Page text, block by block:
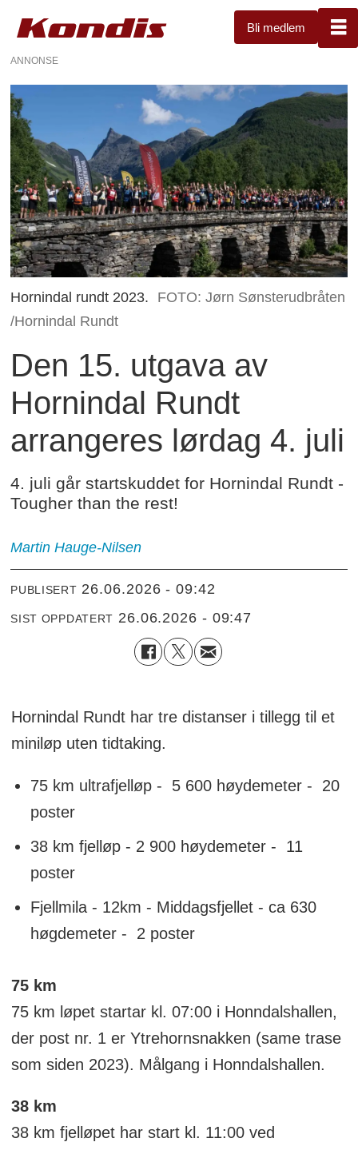
Bli medlem
ANNONSE
Hornindal rundt 2023.
FOTO: Jørn Sønsterudbråten
/Hornindal Rundt
Den 15. utgava av
Hornindal Rundt
arrangeres lørdag 4. juli
4. juli går startskuddet for Hornindal Rundt -
Tougher than the rest!
Martin Hauge-Nilsen
PUBLISERT 26.06.2026 - 09:42
SIST OPPDATERT 26.06.2026 - 09:47
Hornindal Rundt har tre distanser i tillegg til et
miniløp uten tidtaking.
75 km ultrafjelløp - 5 600 høydemeter - 20
poster
38 km fjelløp - 2 900 høydemeter - 11
poster
Fjellmila - 12km - Middagsfjellet - ca 630
høgdemeter - 2 poster
75 km
75 km løpet startar kl. 07:00 i Honndalshallen,
der post nr. 1 er Ytrehornsnakken (same trase
som siden 2023). Målgang i Honndalshallen.
38 km
38 km fjelløpet har start kl. 11:00 ved